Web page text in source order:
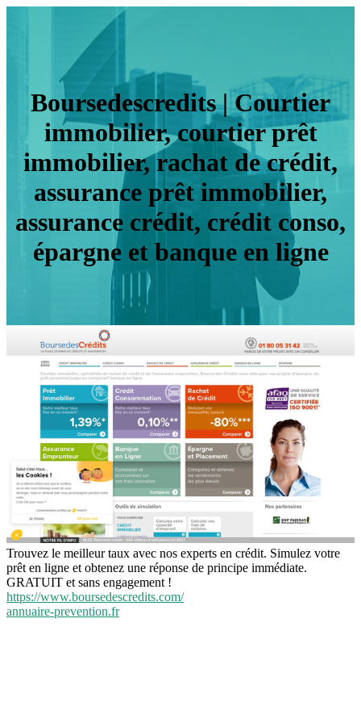
Bour­sedescre­dits | Courtier
immobilier, courtier prêt
immobilier, rachat de crédit,
assurance prêt immobilier,
assurance crédit, crédit conso,
épargne et banque en ligne
Trouvez le meilleur taux avec nos experts en crédit. Simulez votre
prêt en ligne et obtenez une réponse de principe immédiate.
GRATUIT et sans engagement !
https://www.boursedescredits.com/
annuaire-prevention.fr